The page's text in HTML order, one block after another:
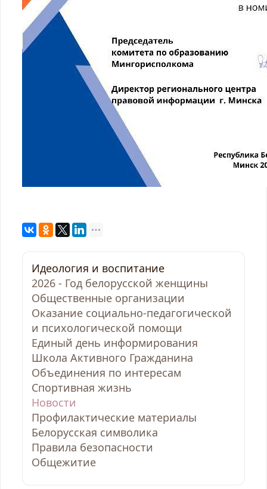
Идеология и воспитание
2026 - Год белорусской женщины
Общественные организации
Оказание социально-педагогической
и психологической помощи
Единый день информирования
Школа Активного Гражданина
Объединения по интересам
Спортивная жизнь
Новости
Профилактические материалы
Белорусская символика
Правила безопасности
Общежитие